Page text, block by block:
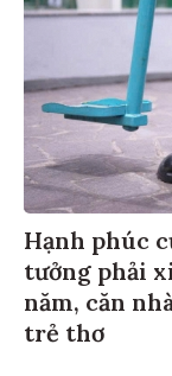
Hạnh phúc
tưởng phải
năm, căn
trẻ thơ